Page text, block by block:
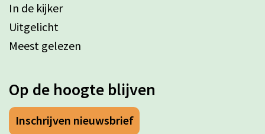
In de kijker
Uitgelicht
Meest gelezen
Op de hoogte blijven
Inschrijven nieuwsbrief